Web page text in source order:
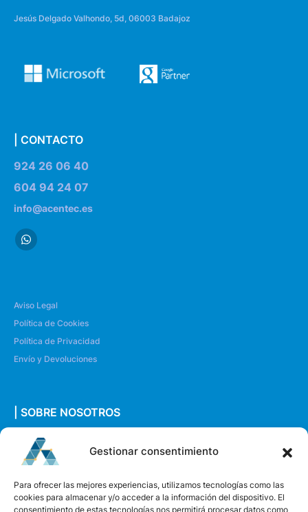
Gestionar consentimiento
Para ofrecer las mejores experiencias, utilizamos tecnologías como las
cookies para almacenar y/o acceder a la información del dispositivo. El
consentimiento de estas tecnologías nos permitirá procesar datos como
Jesús Delgado Valhondo, 5d, 06003 Badajoz
| CONTACTO
924 26 06 40
604 94 24 07
info@acentec.es
Aviso Legal
Política de Cookies
Política de Privacidad
Envío y Devoluciones
| SOBRE NOSOTROS
Quiénes somos
Envíanos un mensaje